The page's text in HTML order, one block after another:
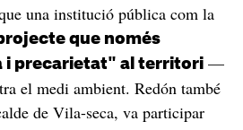
una institució pública com la
que només
i precarietat" al territori—
el medi ambient. Redón també
de Vila-seca, va participar